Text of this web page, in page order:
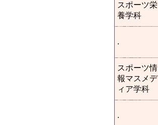
スポーツ栄
養学科
.
スポーツ情
報マスメデ
ィア学科
.